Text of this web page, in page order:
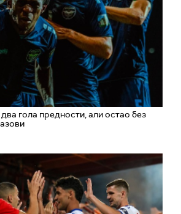
гола предности, али остао без